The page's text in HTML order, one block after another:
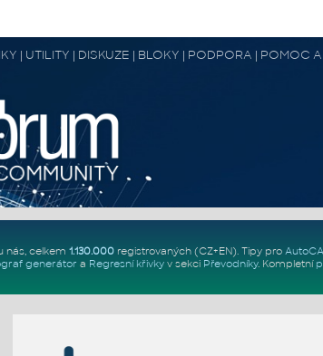
| UTILITY | DISKUZE | BLOKY | PODPORA | POMOC
nás, celkem 1.130.000registrovaných (CZ+EN). Tipy pro
generátor a Regresní křivkyv sekci Převodníky. Kompletní